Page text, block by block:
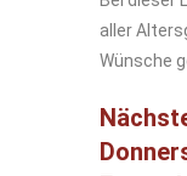
aller
Wünsche